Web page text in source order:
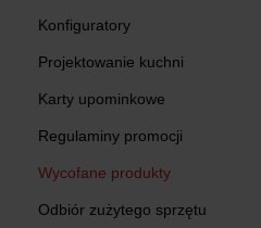
Konfiguratory
Projektowanie kuchni
Karty upominkowe
Regulaminy promocji
Wycofane produkty
Odbiór zużytego sprzętu